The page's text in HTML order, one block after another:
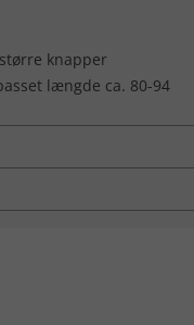
knapper
længde ca. 80-94